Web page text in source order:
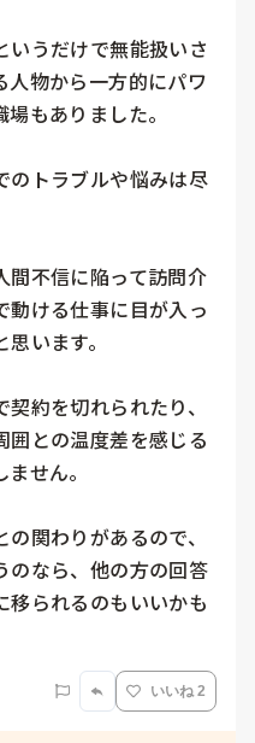
いうだけで無能扱いさ
人物から一方的にパワ
もありました。
のトラブルや悩みは尽
間不信に陥って訪問介
動ける仕事に目が入っ
います。
約を切れられたり、
囲との温度差を感じる
せん。
関わりがあるので、
のなら、他の方の回答
移られるのもいいかも
いいね 2